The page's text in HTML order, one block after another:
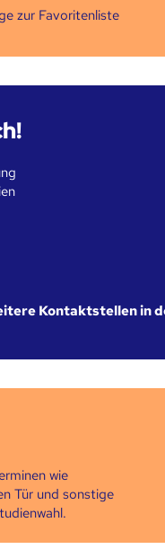
zur Favoritenliste
Kontaktstellen in
wie
Tür und sonstige